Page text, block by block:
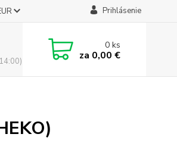
Prihlásenie
0ks
za 0,00 €